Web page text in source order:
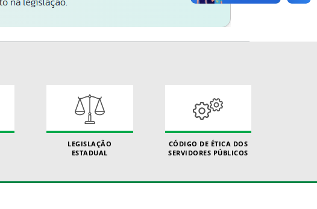
LEGISLAÇÃO
ESTADUAL
CÓDIGO DE ÉTICA DOS
SERVIDORES PÚBLICOS